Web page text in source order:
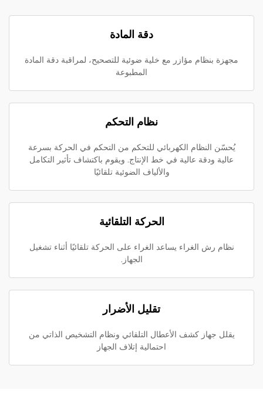
دقة المادة
مجهزة بنظام مؤازر مع خلية ضوئية للتصحيح، لمراقبة دقة المادة
المطبوعة
نظام التحكم
يُحسّن النظام الكهربائي للتحكم من التحكم في الحركة بسرعة
عالية ودقة عالية في خط الإنتاج. ويقوم باكتشاف تأثير التكامل
والألياف الضوئية تلقائيًا
الحركة التلقائية
نظام رش الغراء يساعد الغراء على الحركة تلقائيًا أثناء تشغيل
الجهاز.
تقليل الأضرار
يقلل جهاز كشف الأعطال التلقائي ونظام التشخيص الذاتي من
احتمالية إتلاف الجهاز